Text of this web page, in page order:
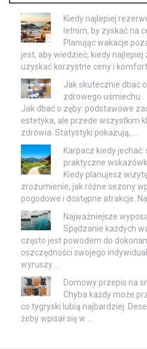
Kiedy najlepiej
letnim, by zyskać na
Planując wakacje
jest, aby wiedzieć, kiedy
uzyskać korzystne ceny i komfort
Jak skutecznie dbać
zdrowego uśmiechu
Jak dbać o zęby: podstawowe
estetyka, ale przede wszystkim
zdrowia. Statystyki pokazują, …
Karpacz kiedy
praktyczne
Kiedy planujesz
zrozumienie, jak różne sezony
pogodowe i dostępne atrakcje.
Najważniejsze
Spędzanie każdych
często jest powodem do
oszczędności swojego
wyruszy …
Domowy przepis na
Chyba każdy może
co tygryski lubią najbardziej.
żeby wpisał się w …